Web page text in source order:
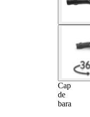
Cap
de
bara